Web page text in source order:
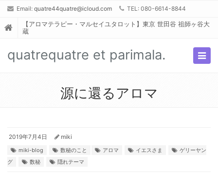
Email: quatre44quatre@icloud.com TEL: 080-6614-8844
【アロマテラピー・マルセイユタロット】東京 世田谷 祖師ヶ谷大
蔵
quatrequatre et parimala.
源に還るアロマ
2019年7月4日 miki
miki-blog 数秘のこと アロマ イエスさま
ゲリーヤン
グ
数秘 隠れテーマ